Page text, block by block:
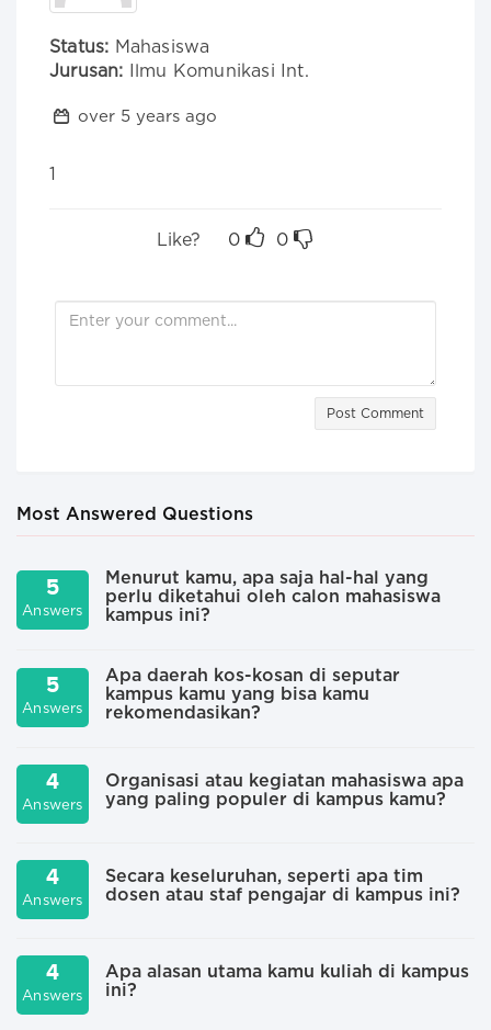
Status: Mahasiswa
Jurusan: Ilmu Komunikasi Int.
over 5 years ago
1
Like? 0 0
Post Comment
Most Answered Questions
5
Answers
Menurut kamu, apa saja hal-hal yang
perlu diketahui oleh calon mahasiswa
kampus ini?
5
Answers
Apa daerah kos-kosan di seputar
kampus kamu yang bisa kamu
rekomendasikan?
4
Answers
Organisasi atau kegiatan mahasiswa apa
yang paling populer di kampus kamu?
4
Answers
Secara keseluruhan, seperti apa tim
dosen atau staf pengajar di kampus ini?
4
Answers
Apa alasan utama kamu kuliah di kampus
ini?